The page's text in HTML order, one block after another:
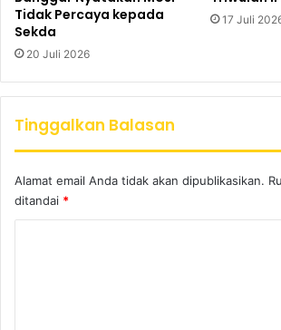
Tidak Percaya kepada
Sekda
20 Juli 2026
17 Juli
Tinggalkan Balasan
Alamat email Anda tidak akan dipublikasikan.
ditandai *